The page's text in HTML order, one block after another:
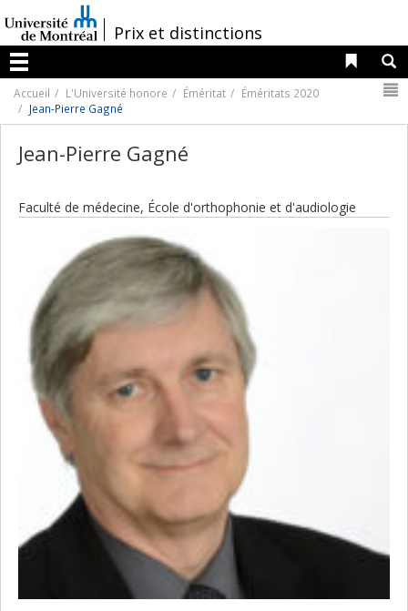
au
contenu
/Prix et distinctions
Menu
Liens
Accueil L'Université honore Éméritat
Éméritats 2020
Jean-Pierre Gagné
Jean-Pierre Gagné
Faculté de médecine, École d'orthophonie et d'audiologie